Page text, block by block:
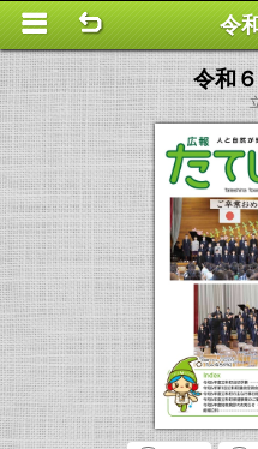
This is a completely
令
令和